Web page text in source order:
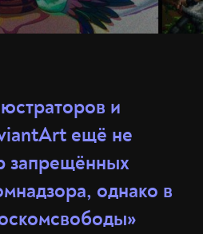
и
ещё не
запрещённых
однако в